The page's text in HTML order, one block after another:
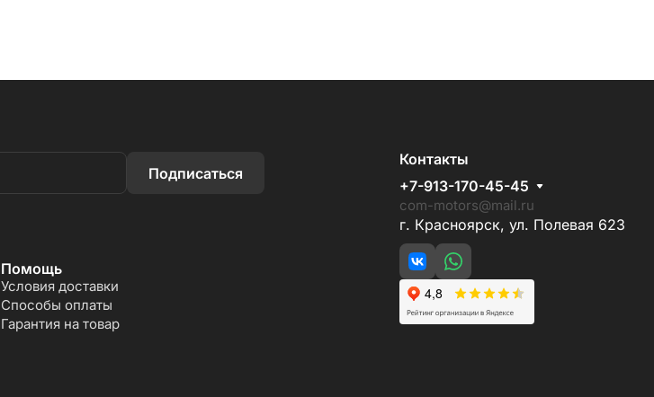
Подписаться
Помощь
Условия доставки
Способы оплаты
Гарантия на товар
Контакты
+7-913-170-45-45
com-motors@mail.ru
г. Красноярск, ул. Полевая 623